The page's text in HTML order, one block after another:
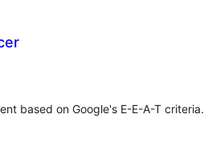
based on Google's E-E-A-T criteria.